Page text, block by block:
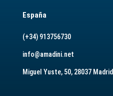
España
(+34) 913756730
info@amadini.net
Miguel Yuste, 50, 28037 Madrid